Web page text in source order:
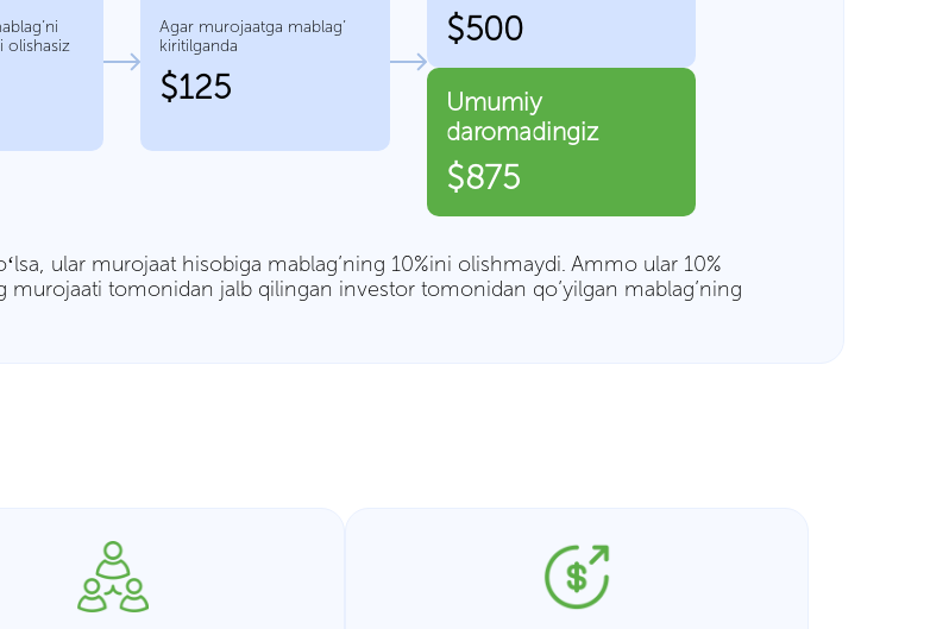
olishasiz
Agar murojaatga mablag’
kiritilganda
$125
$500
Umumiy
daromadingiz
$875
ular murojaat hisobiga mablag’ning 10%ini olishmaydi. Ammo ular 10%
tomonidan jalb qilingan investor tomonidan qo’yilgan mablag’ning